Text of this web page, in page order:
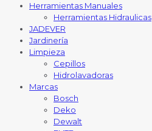
Herramientas Manuales
Herramientas Hidraulicas
JADEVER
Jardinería
Limpieza
Cepillos
Hidrolavadoras
Marcas
Bosch
Deko
Dewalt